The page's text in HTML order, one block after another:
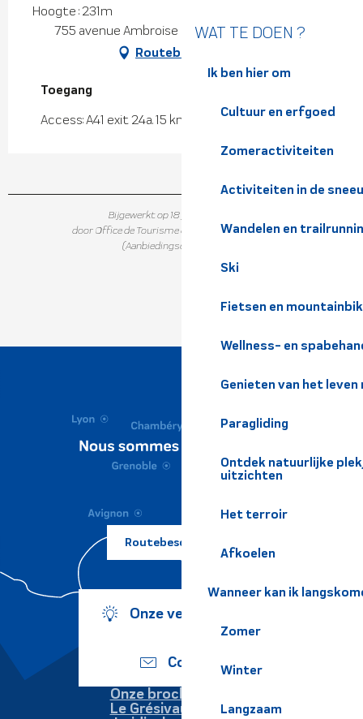
WAT TE DOEN ?
Ik ben hier om
Cultuur en erfgoed
Zomeractiviteiten
Activiteiten in de
Wandelen en
Ski
Fietsen en
Wellness- en
Genieten van het
Paragliding
Ontdek natuurlijke
uitzichten
Het terroir
Afkoelen
Wanneer kan ik
Zomer
Winter
Langzaam
Hoogte : 231m
755 avenue Ambroise Croizat, 38920 Crolles
Routebeschrijving
Toegang
Toegang
Access: A41 exit 24a. 15 km from Grenoble
Bijgewerkt op 18 juni 2026 in 15:16
door Office de Tourisme de Belledonne Chartreuse
(Aanbiedingscode :
Routebeschrijving ?
Onze verplichtingen
Contact
Onze brochures
Le Grésivaudan